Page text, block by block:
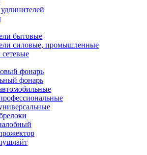
бытовые
силовые, промышленные
фонарь
фонарь